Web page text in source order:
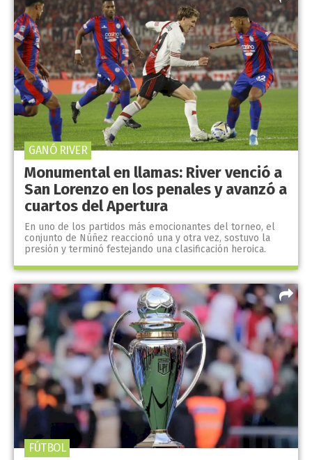
Monumental en llamas: River venció a
San Lorenzo en los penales y avanzó a
cuartos del Apertura
En uno de los partidos más emocionantes del torneo, el
conjunto de Núñez reaccionó una y otra vez, sostuvo la
presión y terminó festejando una clasificación heroica.
GANÓ RIVER
FÚTBOL